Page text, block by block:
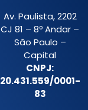
Av. Paulista, 2202
CJ 81 – 8º Andar –
São Paulo –
Capital
CNPJ:
20.431.559/0001-
83